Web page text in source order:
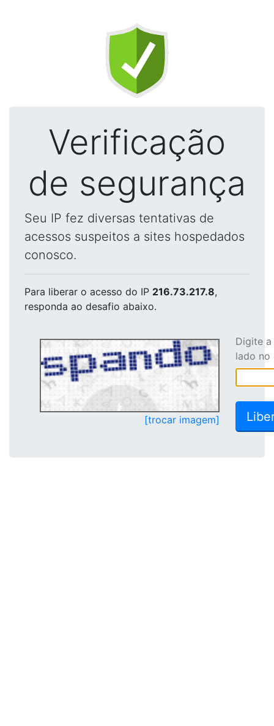
Verificação
de segurança
Seu IP fez diversas tentativas de
acessos suspeitos a sites hospedados
conosco.
Para liberar o acesso do IP 216.73.217.8,
responda ao desafio abaixo.
[trocar imagem]
Digite
lado no